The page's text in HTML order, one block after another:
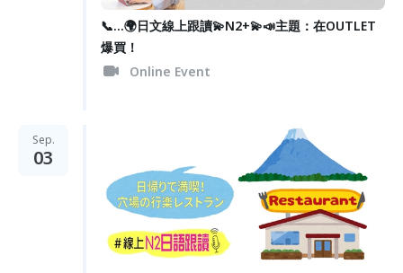
📞...🌍日文線上跟讀💫N2+💫📣主題：在OUTLET
爆買！
Online Event
Sep.
03